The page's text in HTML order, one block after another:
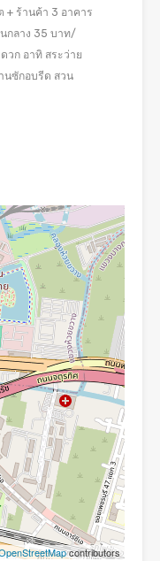
+ ร้านค้า 3 อาคาร
กลาง 35 บาท/
วก อาทิ สระว่าย
นซักอบรีด สวน
contributors